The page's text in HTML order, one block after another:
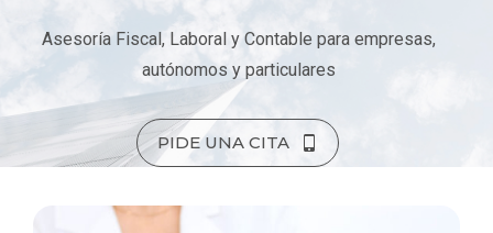
Asesoría Fiscal, Laboral y Contable para empresas,
autónomos y particulares
PIDE UNA CITA